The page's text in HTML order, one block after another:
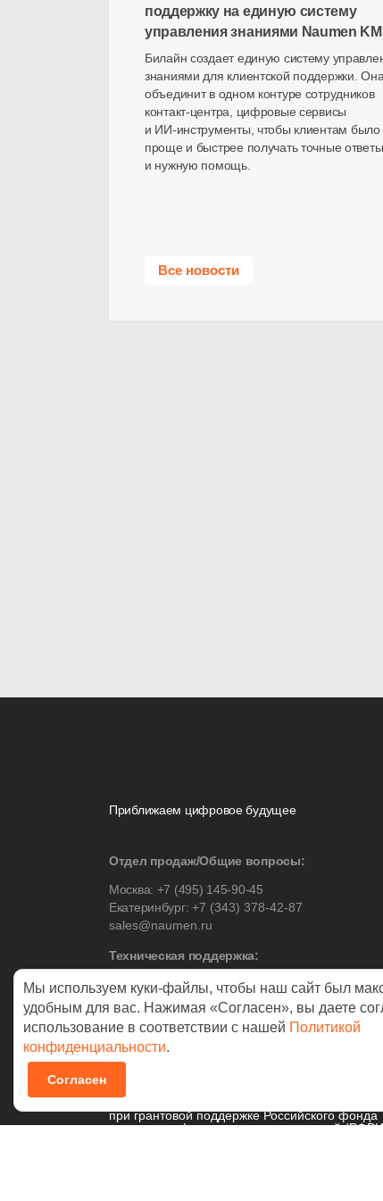
поддержку на единую систему
управления знаниями Naumen
Билайн создает единую систему
знаниями для клиентской поддержки. Она
объединит в одном контуре сотрудников
контакт-центра , цифровые сервисы
и ИИ-инструменты , чтобы клиентам было
проще и быстрее получать точные ответы
и нужную помощь.
Все новости
Приближаем цифровое будущее
Отдел продаж/Общие вопросы:
Москва: +7 (495) 145-90-45
Екатеринбург:+7 (343) 378-42-87
sales@naumen.ru
Техническая поддержка:
Москва:+7 (495) 542-17-53
Екатеринбург:+7 (343) 378-42-88
при грантовой поддержке Российского фонда
развития информационных технологий
Мы используем куки-файлы, чтобы наш сайт был
удобным для вас. Нажимая «Согласен», вы даете
использование в соответствии с нашей Политикой
конфиденциальности.
Согласен